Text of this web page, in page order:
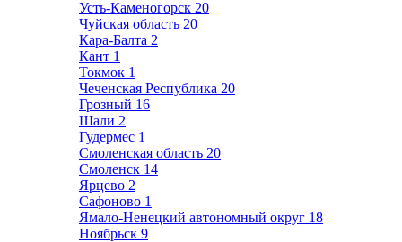
Усть-Каменогорск 20
Чуйская область 20
Кара-Балта 2
Кант 1
Токмок 1
Чеченская Республика 20
Грозный 16
Шали 2
Гудермес 1
Смоленская область 20
Смоленск 14
Ярцево 2
Сафоново 1
Ямало-Ненецкий автономный округ 18
Ноябрьск 9